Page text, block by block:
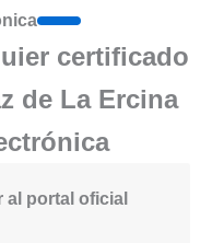
certificado
de La Ercina
al portal oficial